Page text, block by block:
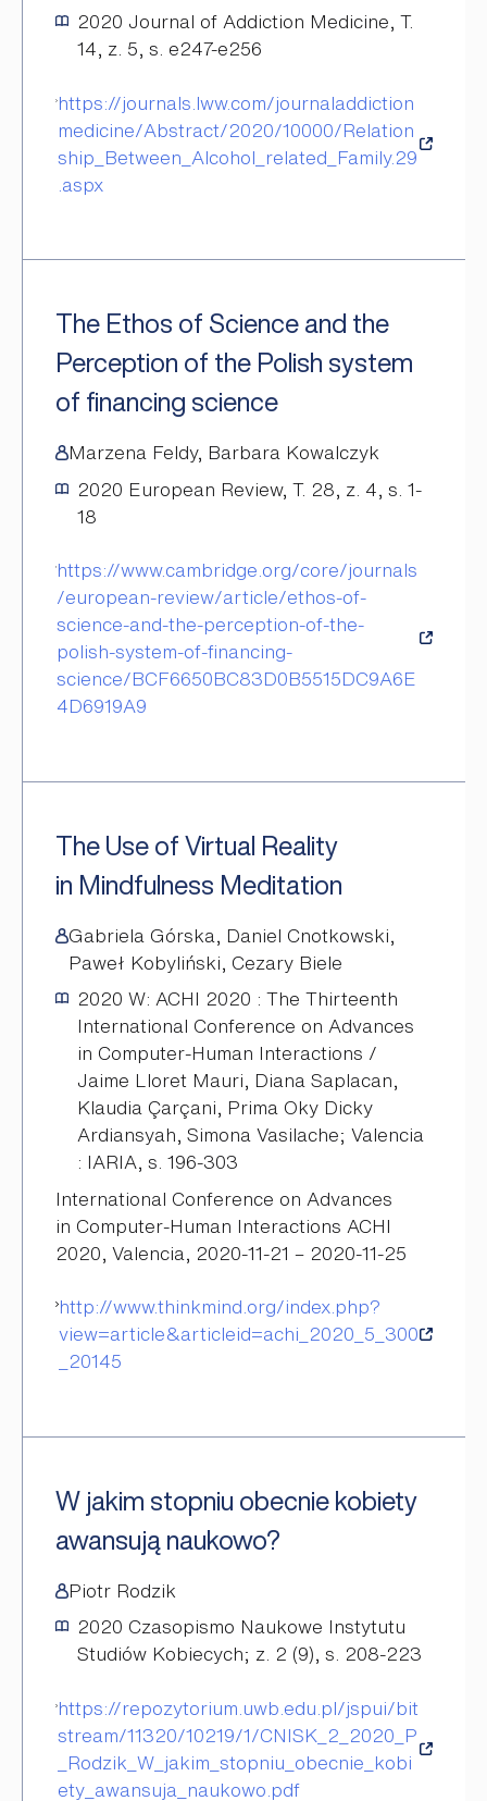
2020 Journal of Addiction Medicine, T.
14, z. 5, s. e247-e256
https://journals.lww.com/journaladdiction
medicine/Abstract/2020/10000/Relation
ship_Between_Alcohol_related_Family.29
.aspx
The Ethos of Science and the
Perception of the Polish system
of financing science
Marzena Feldy, Barbara Kowalczyk
2020 European Review, T. 28, z. 4, s. 1-
18
https://www.cambridge.org/core/journals
/european-review/article/ethos-of-
science-and-the-perception-of-the-
polish-system-of-financing-
science/BCF6650BC83D0B5515DC9A6E
4D6919A9
The Use of Virtual Reality
in Mindfulness Meditation
Gabriela Górska, Daniel Cnotkowski,
Paweł Kobyliński, Cezary Biele
2020 W: ACHI 2020 : The Thirteenth
International Conference on Advances
in Computer-Human Interactions /
Jaime Lloret Mauri, Diana Saplacan,
Klaudia Çarçani, Prima Oky Dicky
Ardiansyah, Simona Vasilache; Valencia
: IARIA, s. 196-303
International Conference on Advances
in Computer-Human Interactions ACHI
2020, Valencia, 2020-11-21 – 2020-11-25
http://www.thinkmind.org/index.php?
view=article&articleid=achi_2020_5_300
_20145
W jakim stopniu obecnie kobiety
awansują naukowo?
Piotr Rodzik
2020 Czasopismo Naukowe Instytutu
Studiów Kobiecych; z. 2 (9), s. 208-223
https://repozytorium.uwb.edu.pl/jspui/bit
stream/11320/10219/1/CNISK_2_2020_P
_Rodzik_W_jakim_stopniu_obecnie_kobi
ety_awansuja_naukowo.pdf